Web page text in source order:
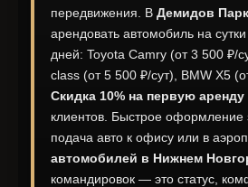
передвижения. В Демидов Парк
арендовать автомобиль на
дней: Toyota Camry (от 3 500 ₽/
class (от 5 500 ₽/сут), BMW X5
Скидка 10% на первую аренду
клиентов. Быстрое оформление
подача авто к офису или в
автомобилей в Нижнем
командировок — это статус,